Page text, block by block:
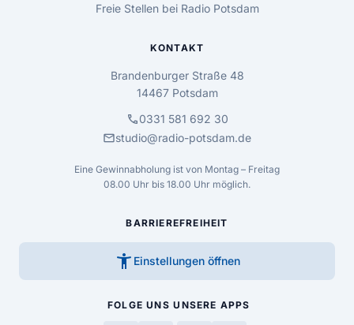
Freie Stellen bei Radio Potsdam
KONTAKT
Brandenburger Straße 48
14467 Potsdam
call0331 581 692 30
mailstudio@radio-potsdam.de
Eine Gewinnabholung ist von Montag – Freitag
08.00 Uhr bis 18.00 Uhr möglich.
BARRIEREFREIHEIT
accessibility_new Einstellungen öffnen
FOLGE UNS UNSERE APPS